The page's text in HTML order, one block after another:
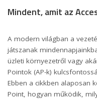
Mindent, amit az
A modern világban a
játszanak
üzleti környezetről vagy
Pointok (AP-k)
Ebben a cikkben alaposan
Point, hogyan működik,